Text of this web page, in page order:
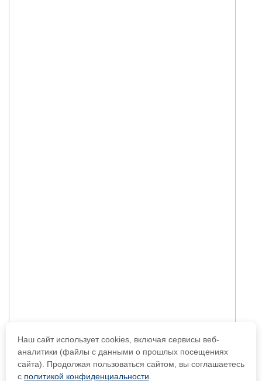
Наш сайт использует cookies, включая сервисы веб-
аналитики (файлы с данными о прошлых посещениях
сайта). Продолжая пользоваться сайтом, вы соглашаетесь
с политикой конфиденциальности